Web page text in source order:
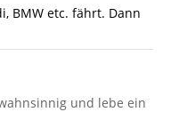
BMW etc. fährt. Dann
und lebe ein